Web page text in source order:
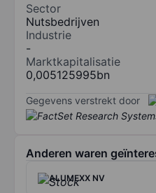
Sector
Nutsbedrijven
Industrie
-
Marktkapitalisatie
0,005125995bn
Gegevens verstrekt door
Anderen waren
ALUMEXX NV